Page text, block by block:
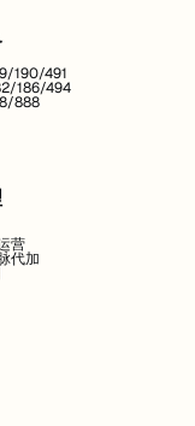
190/491
186/494
888
营
代加